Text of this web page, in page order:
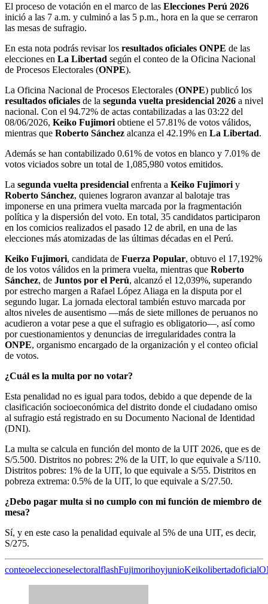
El proceso de votación en el marco de las Elecciones Perú 2026
inició a las 7 a.m. y culminó a las 5 p.m., hora en la que se cerraron
las mesas de sufragio.
En esta nota podrás revisar los resultados oficiales ONPE de las
elecciones en La Libertad según el conteo de la Oficina Nacional
de Procesos Electorales (ONPE).
La Oficina Nacional de Procesos Electorales (ONPE) publicó los
resultados oficiales de la segunda vuelta presidencial 2026 a nivel
nacional. Con el 94.72% de actas contabilizadas a las 03:22 del
08/06/2026, Keiko Fujimori obtiene el 57.81% de votos válidos,
mientras que Roberto Sánchez alcanza el 42.19% en La Libertad.
Además se han contabilizado 0.61% de votos en blanco y 7.01% de
votos viciados sobre un total de 1,085,980 votos emitidos.
La segunda vuelta presidencial enfrenta a Keiko Fujimori y
Roberto Sánchez, quienes lograron avanzar al balotaje tras
imponerse en una primera vuelta marcada por la fragmentación
política y la dispersión del voto. En total, 35 candidatos participaron
en los comicios realizados el pasado 12 de abril, en una de las
elecciones más atomizadas de las últimas décadas en el Perú.
Keiko Fujimori, candidata de Fuerza Popular, obtuvo el 17,192%
de los votos válidos en la primera vuelta, mientras que Roberto
Sánchez, de Juntos por el Perú, alcanzó el 12,039%, superando
por estrecho margen a Rafael López Aliaga en la disputa por el
segundo lugar. La jornada electoral también estuvo marcada por
altos niveles de ausentismo —más de siete millones de peruanos no
acudieron a votar pese a que el sufragio es obligatorio—, así como
por cuestionamientos y denuncias de irregularidades contra la
ONPE, organismo encargado de la organización y el conteo oficial
de votos.
¿Cuál es la multa por no votar?
Esta penalidad no es igual para todos, debido a que depende de la
clasificación socioeconómica del distrito donde el ciudadano omiso
al sufragio está registrado en su Documento Nacional de Identidad
(DNI).
La multa se calcula en función del monto de la UIT 2026, que es de
S/5.500. Distritos no pobres: 2% de la UIT, lo que equivale a S/110.
Distritos pobres: 1% de la UIT, lo que equivale a S/55. Distritos en
pobreza extrema: 0.5% de la UIT, lo que equivale a S/27.50.
¿Debo pagar multa si no cumplo con mi función de miembro de
mesa?
Sí, y en este caso la penalidad equivale al 5% de una UIT, es decir,
S/275.
conteoeleccioneselectoralflashFujimorihoyjunioKeikolibertadoficial